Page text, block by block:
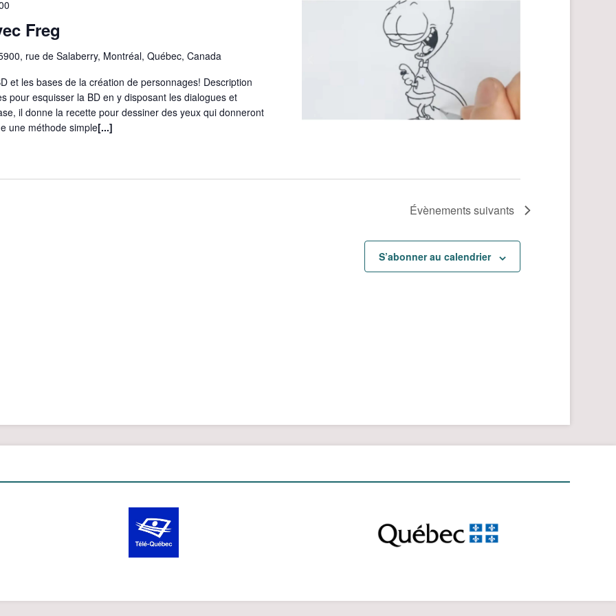
Freg
rue de Salaberry, Montréal, Québec, Canada
et les bases de la création de personnages! Description
pour esquisser la BD en y disposant les dialogues et
il donne la recette pour dessiner des yeux qui donneront
une méthode simple[...]
Évènementssuivants
S’abonner au calendrier